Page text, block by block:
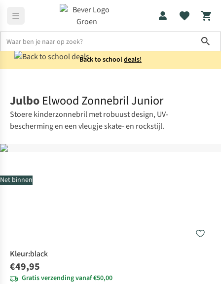
Back to schooldeals!
Net binnen
Julbo Elwood Zonnebril Junior
Stoere kinderzonnebril met robuust design, UV-
bescherming en een vleugje skate- en rockstijl.
Kleur:black
€49,95
Gratis verzending vanaf €50,00